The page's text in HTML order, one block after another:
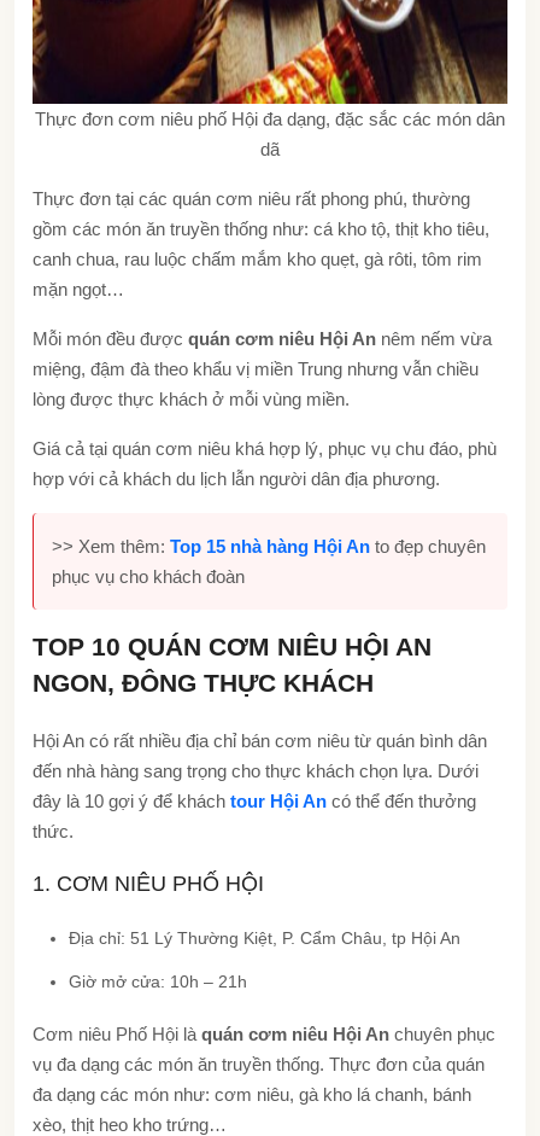
Thực đơn cơm niêu phố Hội đa dạng, đặc sắc các món dân
dã
Thực đơn tại các quán cơm niêu rất phong phú, thường
gồm các món ăn truyền thống như: cá kho tộ, thịt kho tiêu,
canh chua, rau luộc chấm mắm kho quẹt, gà rôti, tôm rim
mặn ngọt…
Mỗi món đều được quán cơm niêu Hội An nêm nếm vừa
miệng, đậm đà theo khẩu vị miền Trung nhưng vẫn chiều
lòng được thực khách ở mỗi vùng miền.
Giá cả tại quán cơm niêu khá hợp lý, phục vụ chu đáo, phù
hợp với cả khách du lịch lẫn người dân địa phương.
>> Xem thêm: Top 15 nhà hàng Hội An to đẹp chuyên
phục vụ cho khách đoàn
TOP 10 QUÁN CƠM NIÊU HỘI AN
NGON, ĐÔNG THỰC KHÁCH
Hội An có rất nhiều địa chỉ bán cơm niêu từ quán bình dân
đến nhà hàng sang trọng cho thực khách chọn lựa. Dưới
đây là 10 gợi ý để khách tour Hội An có thể đến thưởng
thức.
1. CƠM NIÊU PHỐ HỘI
Địa chỉ: 51 Lý Thường Kiệt, P. Cẩm Châu, tp Hội An
Giờ mở cửa: 10h – 21h
Cơm niêu Phố Hội là quán cơm niêu Hội An chuyên phục
vụ đa dạng các món ăn truyền thống. Thực đơn của quán
đa dạng các món như: cơm niêu, gà kho lá chanh, bánh
xèo, thịt heo kho trứng…